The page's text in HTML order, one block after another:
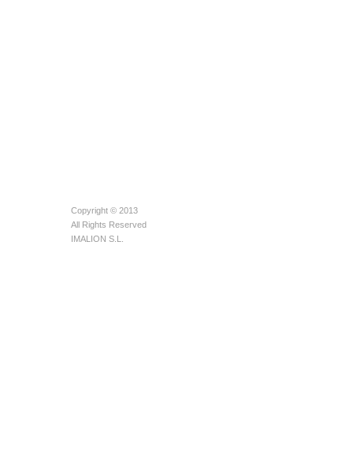
Copyright © 2013
All Rights Reserved
IMALION S.L.